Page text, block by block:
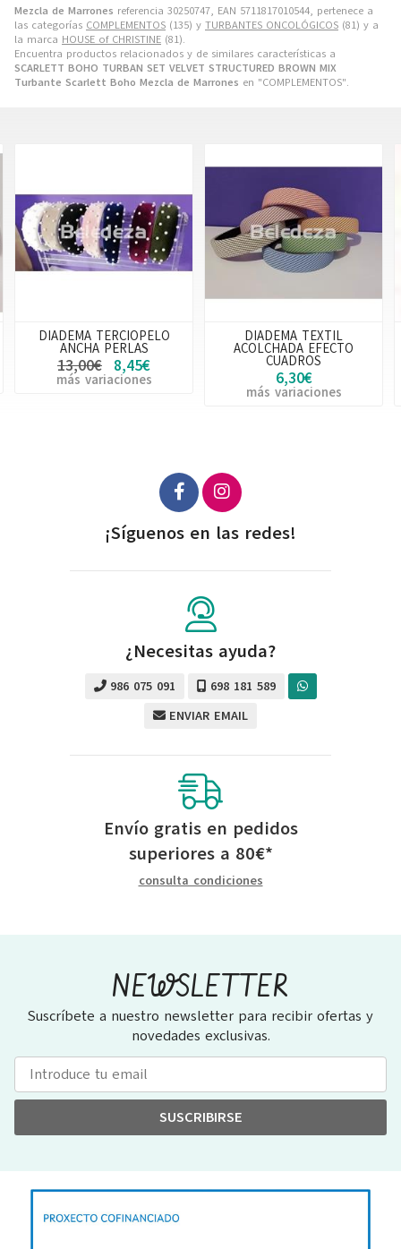
Mezcla de Marrones referencia 30250747, EAN 5711817010544, pertenece a
las categorías COMPLEMENTOS (135) y TURBANTES ONCOLÓGICOS (81) y a
la marca HOUSE of CHRISTINE (81).
Encuentra productos relacionados y de similares características a
SCARLETT BOHO TURBAN SET VELVET STRUCTURED BROWN MIX
Turbante Scarlett Boho Mezcla de Marrones en "COMPLEMENTOS".
DIADEMA TERCIOPELO
ANCHA PERLAS
13,00€ 8,45€
más variaciones
DIADEMA TEXTIL
ACOLCHADA EFECTO
CUADROS
6,30€
más variaciones
¡Síguenos en las redes!
¿Necesitas ayuda?
986 075 091
698 181 589
ENVIAR EMAIL
Envío gratis en pedidos
superiores a 80€*
consulta condiciones
NEWSLETTER
Suscríbete a nuestro newsletter para recibir ofertas y
novedades exclusivas.
SUSCRIBIRSE